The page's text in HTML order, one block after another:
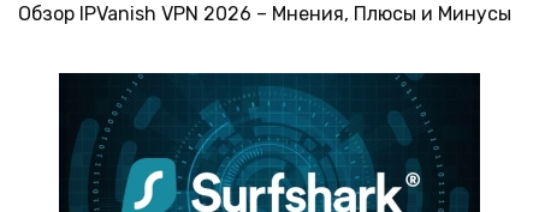
Обзор IPVanish VPN 2026 – Мнения, Плюсы и Минусы